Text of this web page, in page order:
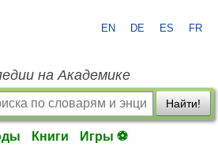
EN DE ES FR
на Академике
Найти!
Книги Игры ⚽